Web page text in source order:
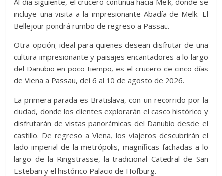
Al día siguiente, el crucero continúa hacia Melk, donde se
incluye una visita a la impresionante Abadía de Melk. El
Bellejour pondrá rumbo de regreso a Passau.
Otra opción, ideal para quienes desean disfrutar de una
cultura impresionante y paisajes encantadores a lo largo
del Danubio en poco tiempo, es el crucero de cinco días
de Viena a Passau, del 6 al 10 de agosto de 2026.
La primera parada es Bratislava, con un recorrido por la
ciudad, donde los clientes explorarán el casco histórico y
disfrutarán de vistas panorámicas del Danubio desde el
castillo. De regreso a Viena, los viajeros descubrirán el
lado imperial de la metrópolis, magníficas fachadas a lo
largo de la Ringstrasse, la tradicional Catedral de San
Esteban y el histórico Palacio de Hofburg.